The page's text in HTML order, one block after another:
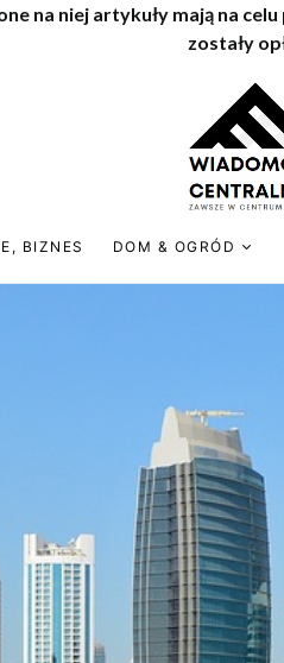
na niej artykuły mają na
zostały
BIZNES DOM & OGRÓD